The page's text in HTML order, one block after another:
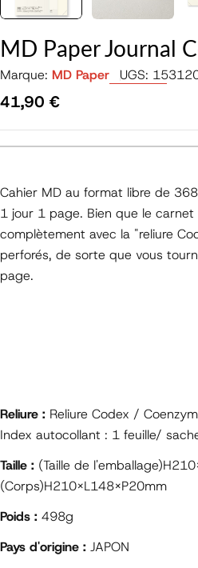
MD Paper Journal
Marque: MD Paper UGS:
Prix
régulier
41,90 €
Cahier MD au format libre de
1 jour 1 page. Bien que le
complètement avec la "reliure
perforés, de sorte que vous
page.
Reliure : Reliure Codex /
Index autocollant : 1 feuille/
Taille : (Taille de
(Corps)H210×L148×P20mm
Poids : 498g
Pays d'origine : JAPON